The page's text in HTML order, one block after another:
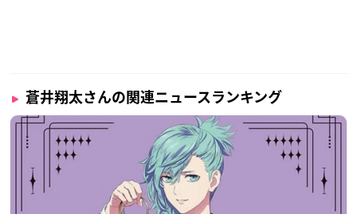
蒼井翔太さんの関連ニュースランキング